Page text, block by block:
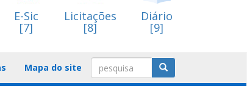
E-Sic
[7]
Licitações
[8]
Diário
[9]
Mapa do site